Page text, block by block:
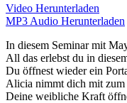
Video Herunterladen
MP3 Audio Herunterladen
In diesem Seminar mit
All das erlebst du in
Du öffnest wieder ein
Alicia nimmt dich mit zum
Deine weibliche Kraft